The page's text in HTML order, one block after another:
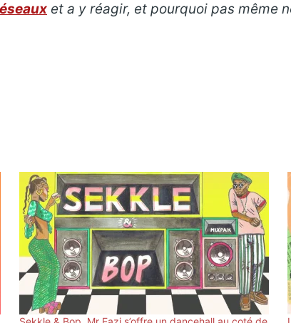
et a y réagir, et pourquoi pas même